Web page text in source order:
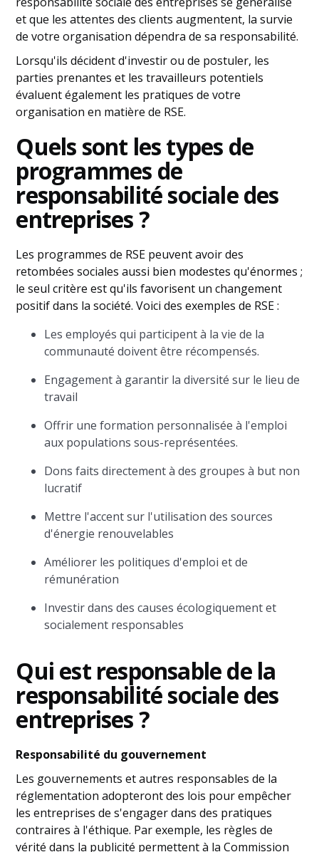
et que les attentes des clients augmentent, la survie
de votre organisation dépendra de sa responsabilité.
Lorsqu'ils décident d'investir ou de postuler, les
parties prenantes et les travailleurs potentiels
évaluent également les pratiques de votre
organisation en matière de RSE.
Quels sont les types de
programmes de
responsabilité sociale des
entreprises ?
Les programmes de RSE peuvent avoir des
retombées sociales aussi bien modestes qu'énormes ;
le seul critère est qu'ils favorisent un changement
positif dans la société. Voici des exemples de RSE :
Les employés qui participent à la vie de la
communauté doivent être récompensés.
Engagement à garantir la diversité sur le lieu de
travail
Offrir une formation personnalisée à l'emploi
aux populations sous-représentées.
Dons faits directement à des groupes à but non
lucratif
Mettre l'accent sur l'utilisation des sources
d'énergie renouvelables
Améliorer les politiques d'emploi et de
rémunération
Investir dans des causes écologiquement et
socialement responsables
Qui est responsable de la
responsabilité sociale des
entreprises ?
Responsabilité du gouvernement
Les gouvernements et autres responsables de la
réglementation adopteront des lois pour empêcher
les entreprises de s'engager dans des pratiques
contraires à l'éthique. Par exemple, les règles de
vérité dans la publicité permettent à la Commission